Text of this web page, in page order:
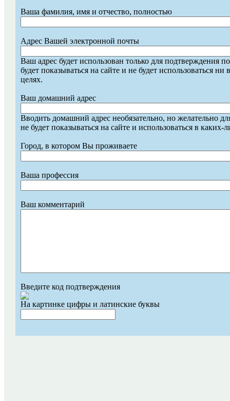
Ваша фамилия, имя и отчество, полностью
Адрес Вашей электронной почты
Ваш адрес будет использован только для подтверждения
будет показываться на сайте и не будет использоваться ни
целях.
Ваш домашний адрес
Вводить домашний адрес необязательно, но желательно
не будет показываться на сайте и использоваться в каких-
Город, в котором Вы проживаете
Ваша профессия
Ваш комментарий
Введите код подтверждения
На картинке цифры и латинские буквы